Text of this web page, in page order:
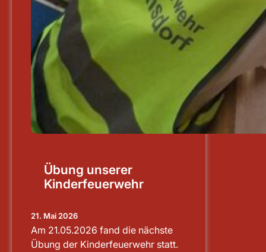
Übung unserer
Kinderfeuerwehr
21. Mai 2026
Am 21.05.2026 fand die nächste
Übung der Kinderfeuerwehr statt.